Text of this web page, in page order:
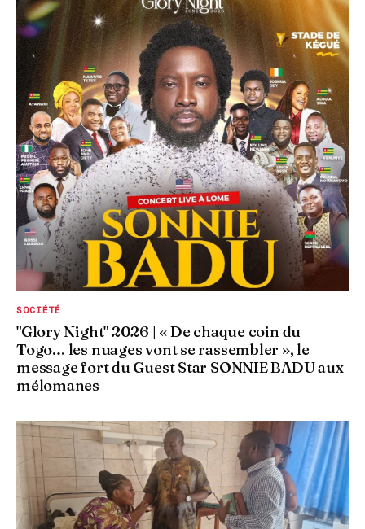
SOCIÉTÉ
"Glory Night" 2026 | « De chaque coin du
Togo… les nuages vont se rassembler », le
message fort du Guest Star SONNIE BADU aux
mélomanes